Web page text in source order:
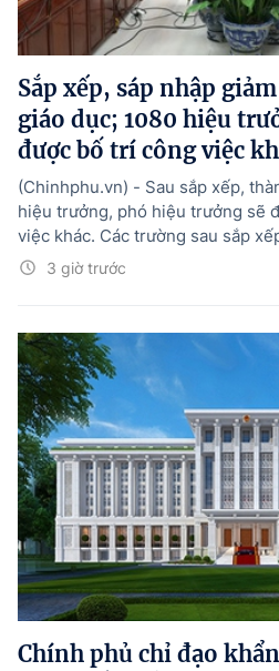
Sắp xếp, sáp nhập
giáo dục; 1080 hiệu
được bố trí công việc
3 giờ trước
(Chinhphu.vn) - Sau sắp xếp,
hiệu trưởng, phó hiệu trưởng sẽ
việc khác. Các trường sau sắp
Chính phủ chỉ đạo